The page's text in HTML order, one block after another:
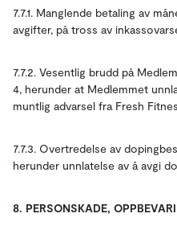
7.7.1. Manglende betaling av
avgifter, på tross av
7.7.2. Vesentlig brudd på
4, herunder at Medlemmet
muntlig advarsel fra Fresh
7.7.3. Overtredelse av
herunder unnlatelse av å avgi
8. PERSONSKADE,